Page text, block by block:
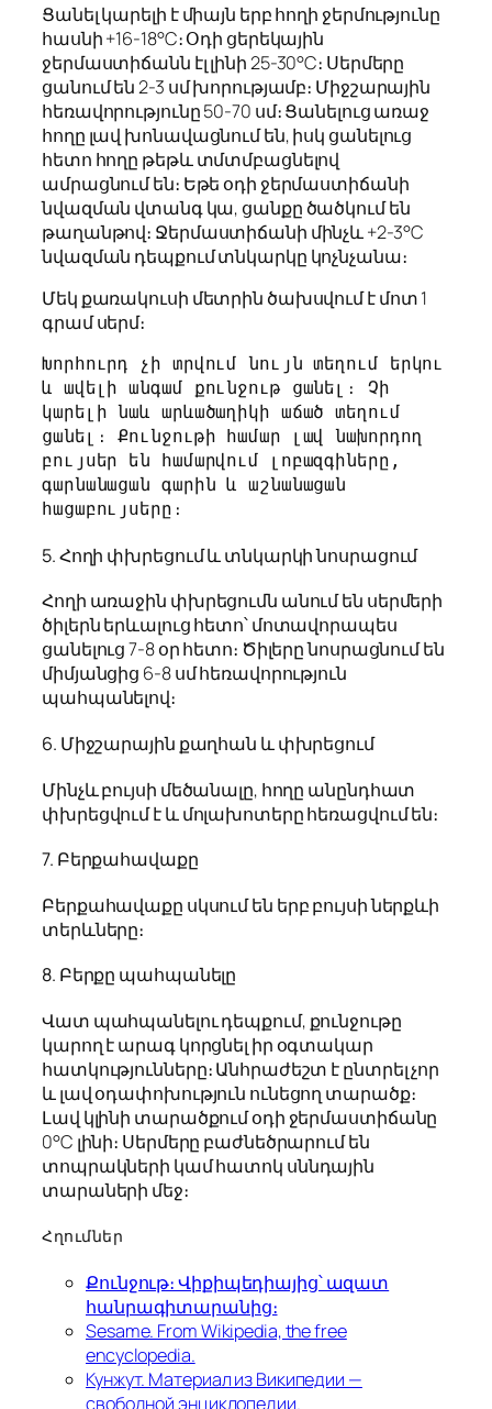
Ցանել կարելի է միայն երբ հողի ջերմությունը
հասնի +16-18°C։ Օդի ցերեկային
ջերմաստիճանն էլ լինի 25-30°C։ Սերմերը
ցանում են 2-3 սմ խորությամբ։ Միջշարային
հեռավորությունը 50-70 սմ։ Ցանելուց առաջ
հողը լավ խոնավացնում են, իսկ ցանելուց
հետո հողը թեթև տմտմբացնելով
ամրացնում են։ Եթե օդի ջերմաստիճանի
նվազման վտանգ կա, ցանքը ծածկում են
թաղանթով։ Ջերմաստիճանի մինչև +2-3°C
նվազման դեպքում տնկարկը կոչնչանա։
Մեկ քառակուսի մետրին ծախսվում է մոտ 1
գրամ սերմ։
Խորհուրդ չի տրվում նույն տեղում երկու
և ավելի անգամ քունջութ ցանել։ Չի
կարելի նաև արևածաղիկի աճած տեղում
ցանել։ Քունջութի համար լավ նախորդող
բույսեր են համարվում լոբազգիները,
գարնանացան գարին և աշնանացան
հացաբույսերը։
5. Հողի փխրեցում և տնկարկի նոսրացում
Հողի առաջին փխրեցումն անում են սերմերի
ծիլերն երևալուց հետո՝ մոտավորապես
ցանելուց 7-8 օր հետո։ Ծիլերը նոսրացնում են
միմյանցից 6-8 սմ հեռավորություն
պահպանելով։
6. Միջշարային քաղհան և փխրեցում
Մինչև բույսի մեծանալը, հողը անընդհատ
փխրեցվում է և մոլախոտերը հեռացվում են։
7. Բերքահավաքը
Բերքահավաքը սկսում են երբ բույսի ներքևի
տերևները։
8. Բերքը պահպանելը
Վատ պահպանելու դեպքում, քունջութը
կարող է արագ կորցնել իր օգտակար
հատկությունները։ Անհրաժեշտ է ընտրել չոր
և լավ օդափոխություն ունեցող տարածք։
Լավ կլինի տարածքում օդի ջերմաստիճանը
0°C լինի։ Սերմերը բաժնեծրարում են
տոպրակների կամ հատոկ սննդային
տարաների մեջ։
Հղումներ
Քունջութ։ Վիքիպեդիայից՝ ազատ
հանրագիտարանից։
Sesame. From Wikipedia, the free
encyclopedia.
Кунжут. Материал из Википедии —
свободной энциклопедии.